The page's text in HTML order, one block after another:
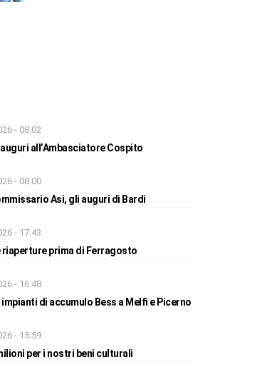
- 08:02
all’Ambasciatore Cospito
- 08:00
Asi, gli auguri di Bardi
- 17:43
riaperture prima di Ferragosto
- 16:48
impianti di accumulo Bess a Melfi e Picerno
- 15:59
per i nostri beni culturali